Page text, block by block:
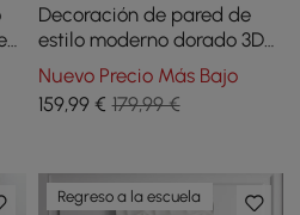
Decoración de pared de
estilo moderno dorado 3D
metal para colgar en el
hogar
Nuevo Precio Más Bajo
159,99€ 179,99 €
Regreso a la escuela